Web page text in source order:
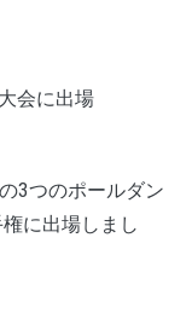
会に出場
に出場しまし